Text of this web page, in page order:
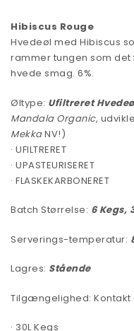
Hibiscus Rouge
Hvedeøl med Hibiscus
rammer tungen som det
hvede smag. 6%.
Øltype: Ufiltreret
Mandala Organic,
MekkaNV!)
· UFILTRERET
· UPASTEURISERET
· FLASKEKARBONERET
Batch Størrelse: 6 Kegs,
Serverings-temperatur:
Lagres: Stående
Tilgængelighed: Kontakt
· 30L Kegs